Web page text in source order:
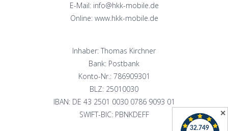
E-Mail: info@hkk-mobile.de
Online: www.hkk-mobile.de
Inhaber: Thomas Kirchner
Bank: Postbank
Konto-Nr.: 786909301
BLZ: 25010030
IBAN: DE 43 2501 0030 0786 9093 01
SWIFT-BIC: PBNKDEFF
✕